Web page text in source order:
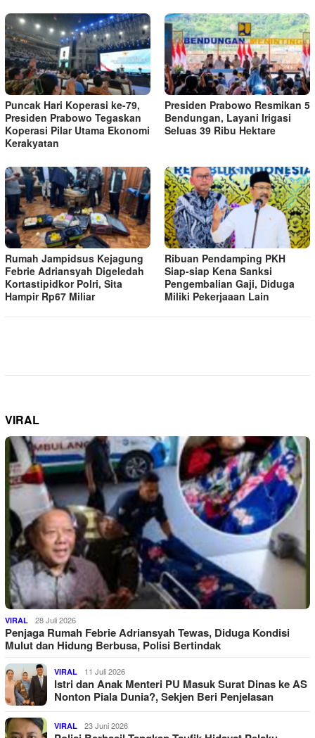
Puncak Hari Koperasi ke-79,
Presiden Prabowo Tegaskan
Koperasi Pilar Utama Ekonomi
Kerakyatan
Presiden Prabowo Resmikan 5
Bendungan, Layani Irigasi
Seluas 39 Ribu Hektare
Rumah Jampidsus Kejagung
Febrie Adriansyah Digeledah
Kortastipidkor Polri, Sita
Hampir Rp67 Miliar
Ribuan Pendamping PKH
Siap-siap Kena Sanksi
Pengembalian Gaji, Diduga
Miliki Pekerjaaan Lain
VIRAL
VIRAL 28 Juli 2026
Penjaga Rumah Febrie Adriansyah Tewas, Diduga Kondisi
Mulut dan Hidung Berbusa, Polisi Bertindak
VIRAL 11 Juli 2026
Istri dan Anak Menteri PU Masuk Surat Dinas ke AS
Nonton Piala Dunia?, Sekjen Beri Penjelasan
VIRAL 23 Juni 2026